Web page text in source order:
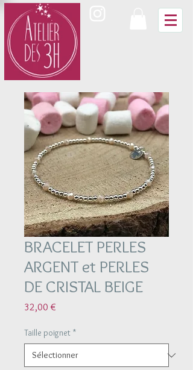
BRACELET PERLES
ARGENT et PERLES
DE CRISTAL BEIGE
32,00 €
Taille poignet *